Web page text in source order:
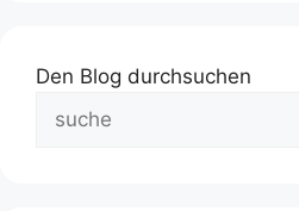
Den Blog durchsuchen